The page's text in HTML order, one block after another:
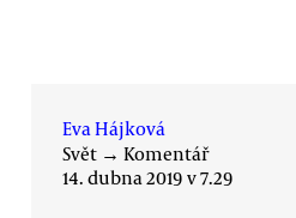
Eva Hájková
Svět → Komentář
14. dubna 2019 v 7.29